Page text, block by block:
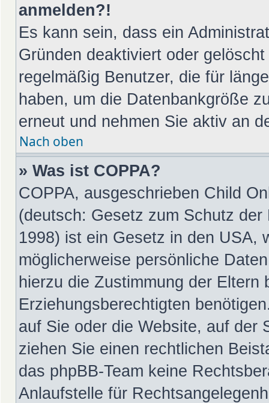
anmelden?!
Es kann sein, dass ein
Gründen deaktiviert oder
regelmäßig Benutzer, die für
haben, um die Datenbankgröße
erneut und nehmen Sie aktiv an
Nach oben
» Was ist COPPA?
COPPA, ausgeschrieben Child
(deutsch: Gesetz zum Schutz
1998) ist ein Gesetz in den USA,
möglicherweise persönliche
hierzu die Zustimmung der
Erziehungsberechtigten
auf Sie oder die Website, auf der
ziehen Sie einen rechtlichen
das phpBB-Team keine
Anlaufstelle für